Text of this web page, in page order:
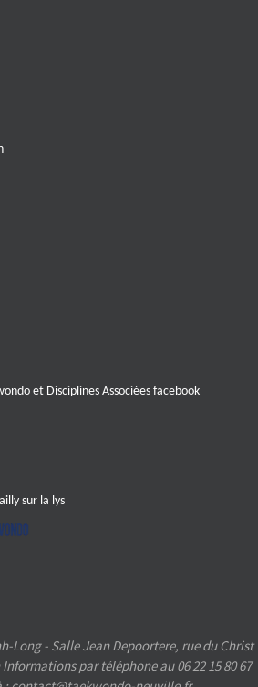
et Disciplines Associées facebook
sur la lys
Long - Salle Jean Depoortere, rue du Christ
par téléphone au 06 22 15 80 67